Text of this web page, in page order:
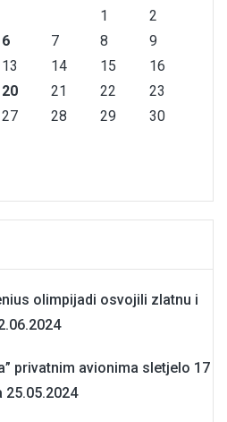
1
2
6 7 8
9
13 14 15
16
20 21 22
23
27 28 29
30
olimpijadi osvojili zlatnu i
privatnim avionima sletjelo 17
25.05.2024